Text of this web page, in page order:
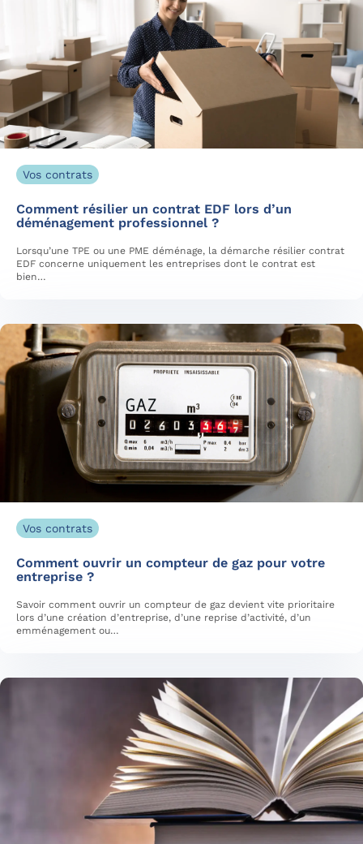
Vos contrats
Comment résilier un contrat EDF lors d’un
déménagement professionnel ?
Lorsqu’une TPE ou une PME déménage, la démarche résilier contrat
EDF concerne uniquement les entreprises dont le contrat est
bien…
Vos contrats
Comment ouvrir un compteur de gaz pour votre
entreprise ?
Savoir comment ouvrir un compteur de gaz devient vite prioritaire
lors d’une création d’entreprise, d’une reprise d’activité, d’un
emménagement ou…